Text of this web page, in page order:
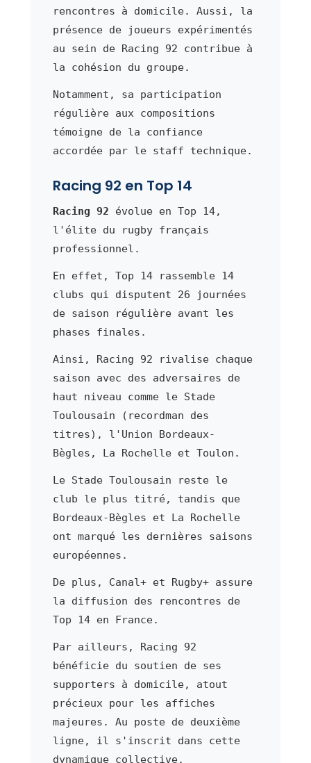
rencontres à domicile. Aussi, la
présence de joueurs expérimentés
au sein de Racing 92 contribue à
la cohésion du groupe.
Notamment, sa participation
régulière aux compositions
témoigne de la confiance
accordée par le staff technique.
Racing 92 en Top 14
Racing 92 évolue en Top 14,
l'élite du rugby français
professionnel.
En effet, Top 14 rassemble 14
clubs qui disputent 26 journées
de saison régulière avant les
phases finales.
Ainsi, Racing 92 rivalise chaque
saison avec des adversaires de
haut niveau comme le Stade
Toulousain (recordman des
titres), l'Union Bordeaux-
Bègles, La Rochelle et Toulon.
Le Stade Toulousain reste le
club le plus titré, tandis que
Bordeaux-Bègles et La Rochelle
ont marqué les dernières saisons
européennes.
De plus, Canal+ et Rugby+ assure
la diffusion des rencontres de
Top 14 en France.
Par ailleurs, Racing 92
bénéficie du soutien de ses
supporters à domicile, atout
précieux pour les affiches
majeures. Au poste de deuxième
ligne, il s'inscrit dans cette
dynamique collective.